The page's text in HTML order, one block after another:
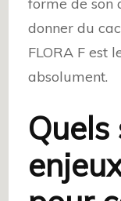
donner du
FLORA F est
absolument.
Quels